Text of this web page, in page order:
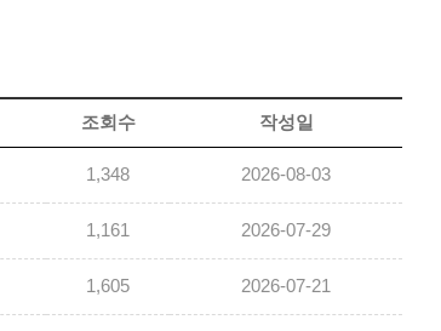
조회수 작성일
1,348 2026-08-03
1,161 2026-07-29
1,605 2026-07-21